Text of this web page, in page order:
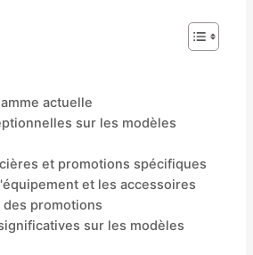
actuelle
sur les modèles
et promotions spécifiques
et les accessoires
promotions
sur les modèles